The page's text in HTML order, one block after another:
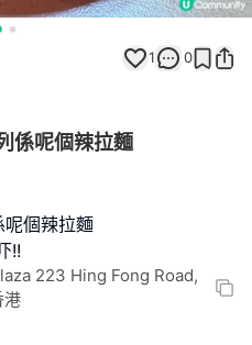
1 0
係呢個辣拉麵
呢個辣拉麵
!!
223 Hing Fong Road,
港